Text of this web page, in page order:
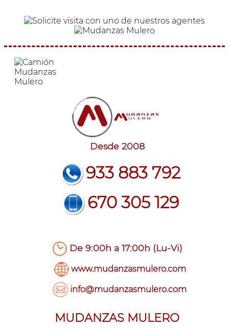
Desde 2008
933 883 792
670 305 129
De 9:00h a 17:00h (Lu-Vi)
www.mudanzasmulero.com
info@mudanzasmulero.com
MUDANZAS MULERO